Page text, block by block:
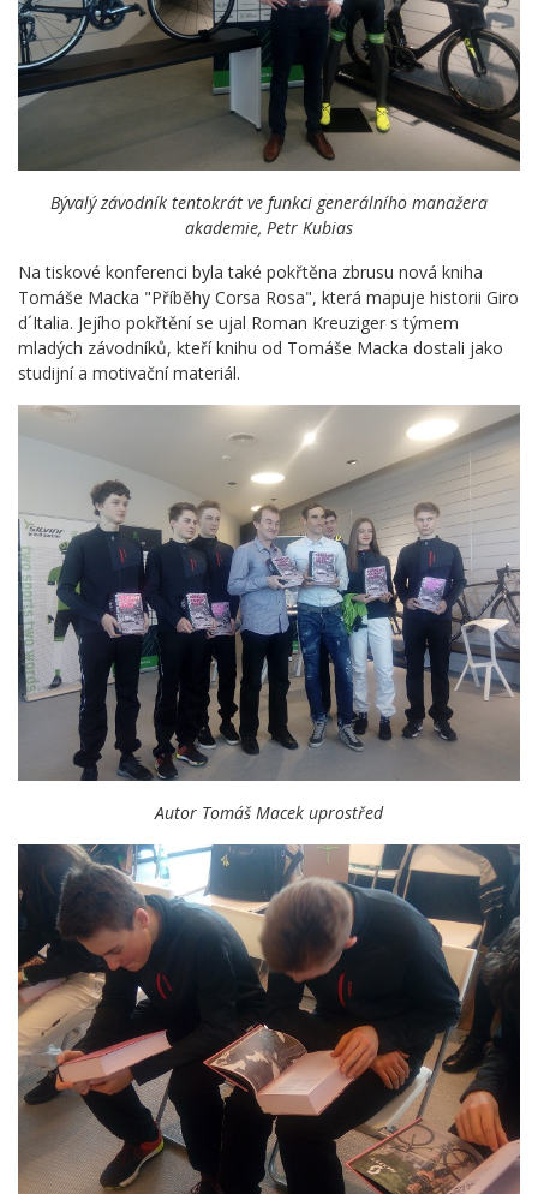
Bývalý závodník tentokrát ve funkci generálního manažera
akademie, Petr Kubias
Na tiskové konferenci byla také pokřtěna zbrusu nová kniha
Tomáše Macka "Příběhy Corsa Rosa", která mapuje historii Giro
d´Italia. Jejího pokřtění se ujal Roman Kreuziger s týmem
mladých závodníků, kteří knihu od Tomáše Macka dostali jako
studijní a motivační materiál.
Autor Tomáš Macek uprostřed